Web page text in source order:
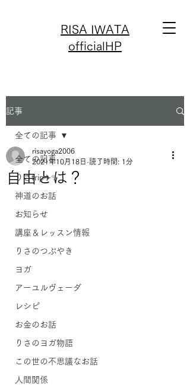
RISA IWATA
officialHP
記事
全ての記事
りさtrip✈️✨
神道のお話
お知らせ
講座＆レッスン情報
りさのつぶやき
ヨガ
アーユルヴェーダ
レシピ
お金のお話
りさのヨガ物語
この世の不思議なお話
人間関係
全ての記事
自由とは？
risayoga2006
2021年10月18日 読了時間: 1分